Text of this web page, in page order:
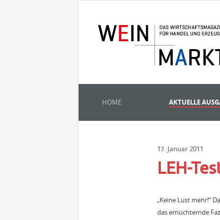
HOME AKTUELLE
17. Januar 2011
LEH-
„Keine Lust mehr!“
das ernüchternde